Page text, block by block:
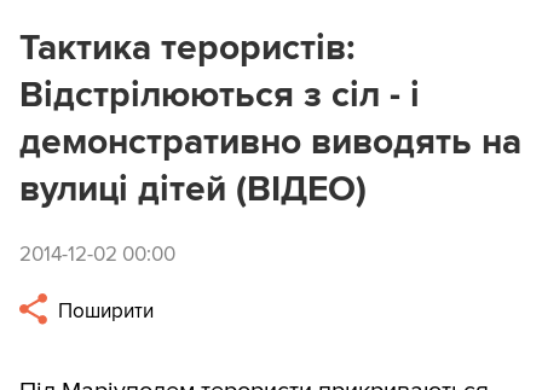
Тактика терористів:
Відстрілюються з сіл - і
демонстративно виводять на
вулиці дітей (ВІДЕО)
2014-12-02 00:00
Поширити